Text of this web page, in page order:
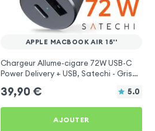
APPLE MACBOOK AIR 15''
Chargeur Allume-cigare 72W USB-C
Power Delivery + USB, Satechi - Gris
39,90 € 5.0
AJOUTER